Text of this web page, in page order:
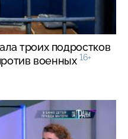
троих подростков
военных 16+